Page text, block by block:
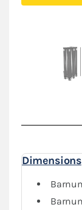
sans outil
Installez-
protégez-
Le toit de ce
enduction
angles et sur
L'armature
Dimensions